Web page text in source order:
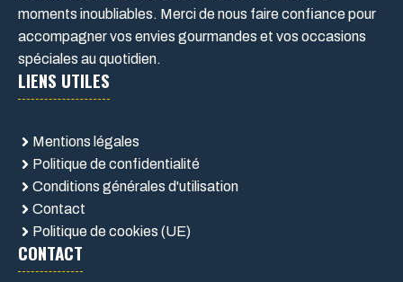
moments inoubliables. Merci de nous faire confiance pour
accompagner vos envies gourmandes et vos occasions
spéciales au quotidien.
LIENS UTILES
Mentions légales
Politique de confidentialité
Conditions générales d'utilisation
Contact
Politique de cookies (UE)
CONTACT